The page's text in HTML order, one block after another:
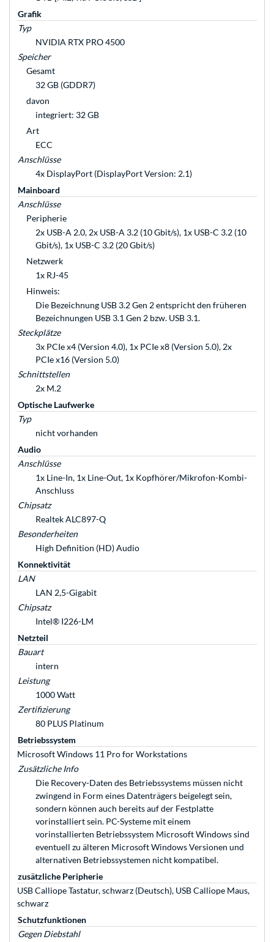
Grafik
Typ
NVIDIA RTX PRO 4500
Speicher
Gesamt
32 GB (GDDR7)
davon
integriert: 32 GB
Art
ECC
Anschlüsse
4x DisplayPort (DisplayPort Version: 2.1)
Mainboard
Anschlüsse
Peripherie
2x USB-A 2.0, 2x USB-A 3.2 (10 Gbit/s), 1x USB-C 3.2 (10
Gbit/s), 1x USB-C 3.2 (20 Gbit/s)
Netzwerk
1x RJ-45
Hinweis:
Die Bezeichnung USB 3.2 Gen 2 entspricht den früheren
Bezeichnungen USB 3.1 Gen 2 bzw. USB 3.1.
Steckplätze
3x PCIe x4 (Version 4.0), 1x PCIe x8 (Version 5.0), 2x
PCIe x16 (Version 5.0)
Schnittstellen
2x M.2
Optische Laufwerke
Typ
nicht vorhanden
Audio
Anschlüsse
1x Line-In, 1x Line-Out, 1x Kopfhörer/Mikrofon-Kombi-
Anschluss
Chipsatz
Realtek ALC897-Q
Besonderheiten
High Definition (HD) Audio
Konnektivität
LAN
LAN 2,5-Gigabit
Chipsatz
Intel® I226-LM
Netzteil
Bauart
intern
Leistung
1000 Watt
Zertifizierung
80 PLUS Platinum
Betriebssystem
Microsoft Windows 11 Pro for Workstations
Zusätzliche Info
Die Recovery-Daten des Betriebssystems müssen nicht
zwingend in Form eines Datenträgers beigelegt sein,
sondern können auch bereits auf der Festplatte
vorinstalliert sein. PC-Systeme mit einem
vorinstallierten Betriebssystem Microsoft Windows sind
eventuell zu älteren Microsoft Windows Versionen und
alternativen Betriebssystemen nicht kompatibel.
zusätzliche Peripherie
USB Calliope Tastatur, schwarz (Deutsch), USB Calliope Maus,
schwarz
Schutzfunktionen
Gegen Diebstahl